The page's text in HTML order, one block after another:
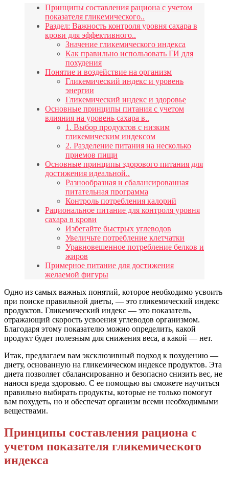
Принципы составления рациона с учетом
показателя гликемического..
Раздел: Важность контроля уровня сахара в
крови для эффективного..
Значение гликемического индекса
Как правильно использовать ГИ для
похудения
Понятие и воздействие на организм
Гликемический индекс и уровень
энергии
Гликемический индекс и здоровье
Основные принципы питания с учетом
влияния на уровень сахара в..
1. Выбор продуктов с низким
гликемическим индексом
2. Разделение питания на несколько
приемов пищи
Основные принципы здорового питания для
достижения идеальной..
Разнообразная и сбалансированная
питательная программа
Контроль потребления калорий
Рациональное питание для контроля уровня
сахара в крови
Избегайте быстрых углеводов
Увеличьте потребление клетчатки
Уравновешенное потребление белков и
жиров
Примерное питание для достижения
желаемой фигуры
Одно из самых важных понятий, которое необходимо усвоить
при поиске правильной диеты, — это гликемический индекс
продуктов. Гликемический индекс — это показатель,
отражающий скорость усвоения углеводов организмом.
Благодаря этому показателю можно определить, какой
продукт будет полезным для снижения веса, а какой — нет.
Итак, предлагаем вам эксклюзивный подход к похудению —
диету, основанную на гликемическом индексе продуктов. Эта
диета позволяет сбалансированно и безопасно снизить вес, не
нанося вреда здоровью. С ее помощью вы сможете научиться
правильно выбирать продукты, которые не только помогут
вам похудеть, но и обеспечат организм всеми необходимыми
веществами.
Принципы составления рациона с
учетом показателя гликемического
индекса